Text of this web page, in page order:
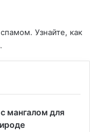
спамом. Узнайте, как
.
мангалом для